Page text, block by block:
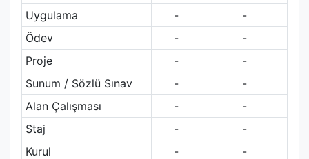
Uygulama
-
-
Ödev
-
-
Proje
-
-
Sunum / Sözlü Sınav
-
-
Alan Çalışması
-
-
Staj
-
-
Kurul
-
-